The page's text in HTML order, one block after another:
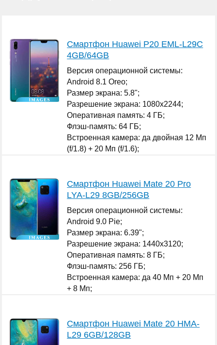
Смартфон Huawei P20 EML-L29C
4GB/64GB
Версия операционной системы:
Android 8.1 Oreo;
Размер экрана: 5.8";
Разрешение экрана: 1080x2244;
Оперативная память: 4 ГБ;
Флэш-память: 64 ГБ;
Встроенная камера: да двойная 12 Мп
(f/1.8) + 20 Мп (f/1.6);
Смартфон Huawei Mate 20 Pro
LYA-L29 8GB/256GB
Версия операционной системы:
Android 9.0 Pie;
Размер экрана: 6.39";
Разрешение экрана: 1440x3120;
Оперативная память: 8 ГБ;
Флэш-память: 256 ГБ;
Встроенная камера: да 40 Мп + 20 Мп
+ 8 Мп;
Смартфон Huawei Mate 20 HMA-
L29 6GB/128GB